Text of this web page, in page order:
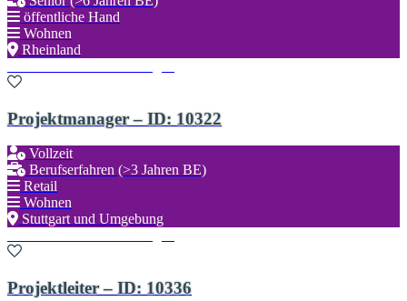
öffentliche Hand
Wohnen
Rheinland
Projektmanager – ID: 10322
Vollzeit
Berufserfahren (>3 Jahren BE)
Retail
Wohnen
Stuttgart und Umgebung
Projektleiter – ID: 10336